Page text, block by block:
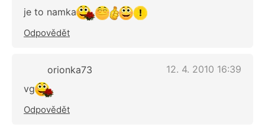
je to namka
Odpovědět
orionka73
12. 4. 2010 16:39
vg
Odpovědět